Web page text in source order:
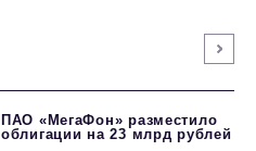
ПАО «МегаФон» разместило
облигации на 23 млрд рублей